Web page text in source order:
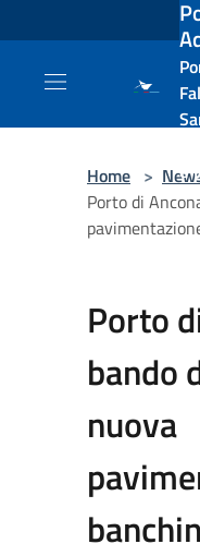
Salta al contenuto
e
Home >
Porto di
Porto
bando
nuova